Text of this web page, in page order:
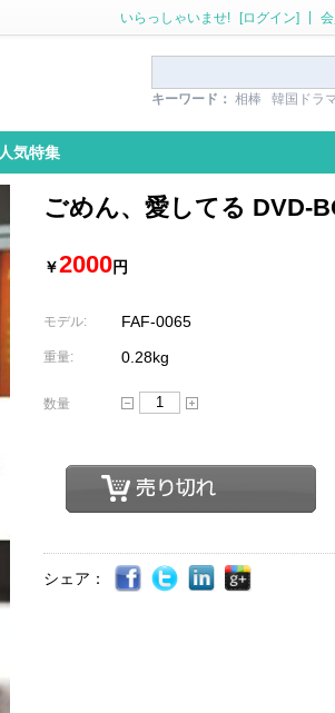
いらっしゃいませ! [ログイン]
キーワード： 相棒 韓国ドラ
人気特集
ごめん、愛してる DVD-
￥2000円
モデル: FAF-0065
重量: 0.28kg
数量
シェア：